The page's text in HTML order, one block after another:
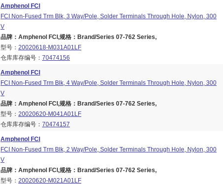
Amphenol FCI
FCI Non-Fused Trm Blk, 3 Way/Pole, Solder Terminals Through Hole, Nylon, 300
V
品牌：Amphenol FCI,规格：Brand/Series 07-762 Series,
型号： 20020618-M031A01LF
仓库库存编号： 70474156
Amphenol FCI
FCI Non-Fused Trm Blk, 4 Way/Pole, Solder Terminals Through Hole, Nylon, 300
V
品牌：Amphenol FCI,规格：Brand/Series 07-762 Series,
型号： 20020620-M041A01LF
仓库库存编号： 70474157
Amphenol FCI
FCI Non-Fused Trm Blk, 2 Way/Pole, Solder Terminals Through Hole, Nylon, 300
V
品牌：Amphenol FCI,规格：Brand/Series 07-762 Series,
型号： 20020620-M021A01LF